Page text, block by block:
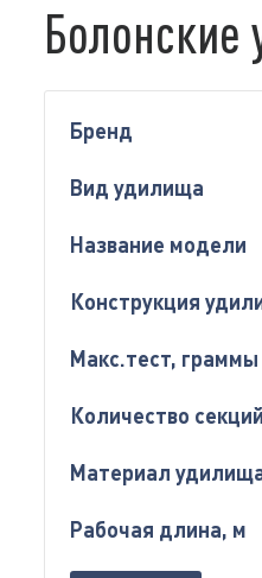
Бренд
Вид удилища
Название модели
Конструкция
Макс.тест, граммы
Количество секций
Материал
Рабочая длина, м